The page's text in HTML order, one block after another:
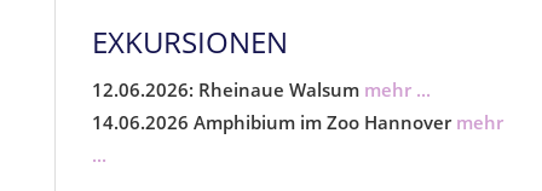
EXKURSIONEN
12.06.2026: Rheinaue Walsum mehr ...
14.06.2026 Amphibium im Zoo Hannover mehr
...